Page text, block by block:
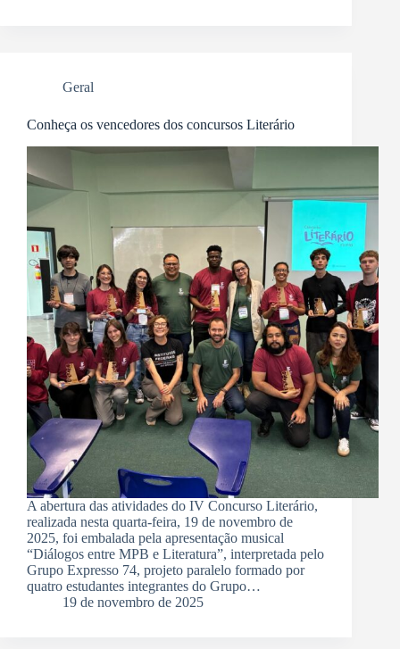
Geral
Conheça os vencedores dos concursos Literário
A abertura das atividades do IV Concurso Literário,
realizada nesta quarta-feira, 19 de novembro de
2025, foi embalada pela apresentação musical
“Diálogos entre MPB e Literatura”, interpretada pelo
Grupo Expresso 74, projeto paralelo formado por
quatro estudantes integrantes do Grupo…
19 de novembro de 2025